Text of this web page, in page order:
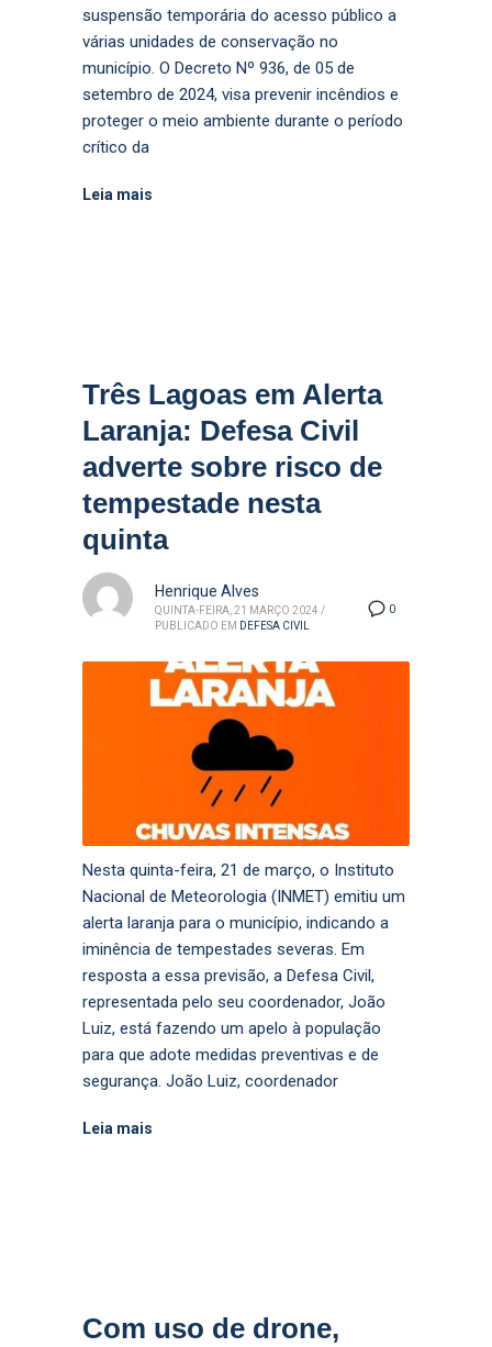
suspensão temporária do acesso público a
várias unidades de conservação no
município. O Decreto Nº 936, de 05 de
setembro de 2024, visa prevenir incêndios e
proteger o meio ambiente durante o período
crítico da
Leia mais
Três Lagoas em Alerta
Laranja: Defesa Civil
adverte sobre risco de
tempestade nesta
quinta
0
Henrique Alves
QUINTA-FEIRA, 21 MARÇO 2024 /
PUBLICADO EM DEFESA CIVIL
Nesta quinta-feira, 21 de março, o Instituto
Nacional de Meteorologia (INMET) emitiu um
alerta laranja para o município, indicando a
iminência de tempestades severas. Em
resposta a essa previsão, a Defesa Civil,
representada pelo seu coordenador, João
Luiz, está fazendo um apelo à população
para que adote medidas preventivas e de
segurança. João Luiz, coordenador
Leia mais
Com uso de drone,